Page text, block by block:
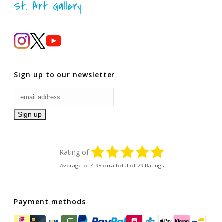
St. Art Gallery
Sign up to our newsletter
Rating of
Average of 4.95 on a total of 79 Ratings
Payment methods